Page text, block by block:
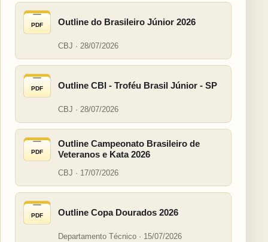
PDF Outline do Brasileiro Júnior 2026
CBJ · 28/07/2026
PDF Outline CBI - Troféu Brasil Júnior - SP
CBJ · 28/07/2026
PDF
Outline Campeonato Brasileiro de
Veteranos e Kata 2026
CBJ · 17/07/2026
PDF Outline Copa Dourados 2026
Departamento Técnico · 15/07/2026